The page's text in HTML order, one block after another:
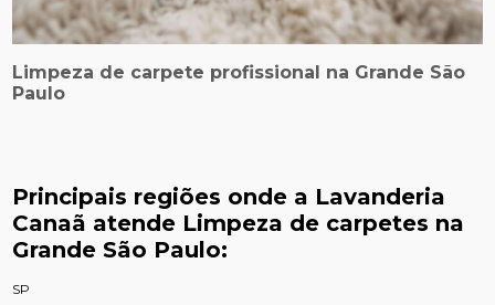
Limpeza de carpete profissional na Grande São
Paulo
Principais regiões onde a Lavanderia
Canaã atende Limpeza de carpetes na
Grande São Paulo:
SP